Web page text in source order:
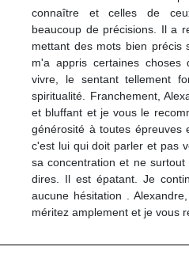
connaître et celles de
beaucoup de précisions. Il a
mettant des mots bien
m'a appris certaines choses
vivre, le sentant tellement
spiritualité. Franchement,
et bluffant et je vous le
générosité à toutes épreuves
c'est lui qui doit parler et pas
sa concentration et ne
dires. Il est épatant. Je
aucune hésitation .
méritez amplement et je vous